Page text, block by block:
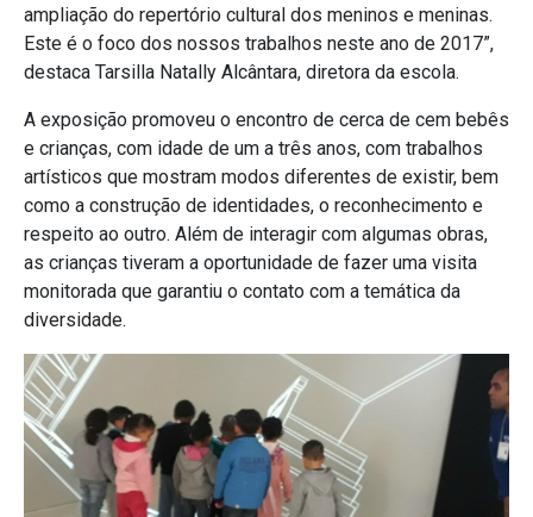
ampliação do repertório cultural dos meninos e meninas.
Este é o foco dos nossos trabalhos neste ano de 2017”,
destaca Tarsilla Natally Alcântara, diretora da escola.
A exposição promoveu o encontro de cerca de cem bebês
e crianças, com idade de um a três anos, com trabalhos
artísticos que mostram modos diferentes de existir, bem
como a construção de identidades, o reconhecimento e
respeito ao outro. Além de interagir com algumas obras,
as crianças tiveram a oportunidade de fazer uma visita
monitorada que garantiu o contato com a temática da
diversidade.